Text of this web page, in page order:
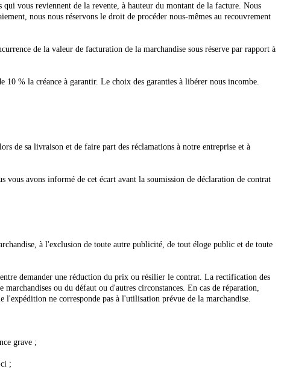
qui vous reviennent de la revente, à hauteur du montant de la facture. Nous
nous nous réservons le droit de procéder nous-mêmes au recouvrement
de la valeur de facturation de la marchandise sous réserve par rapport à
10 % la créance à garantir. Le choix des garanties à libérer nous incombe.
de sa livraison et de faire part des réclamations à notre entreprise et à
vous avons informé de cet écart avant la soumission de déclaration de contrat
à l'exclusion de toute autre publicité, de tout éloge public et de toute
demander une réduction du prix ou résilier le contrat. La rectification des
ou du défaut ou d'autres circonstances. En cas de réparation,
ne corresponde pas à l'utilisation prévue de la marchandise.
grave ;
;